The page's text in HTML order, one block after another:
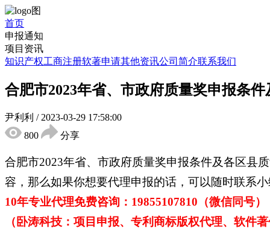
首页
申报通知
项目资讯
知识产权工商注册软著申请其他资讯公司简介联系我们
合肥市2023年省、市政府质量奖申报条
尹利利 / 2023-03-29 17:58:00
800
分享
合肥市2023年省、市政府质量奖申报条件及各区县
容，那么如果你想要代理申报的话，可以随时联系
10年专业代理免费咨询：19855107810（微信同号）
（卧涛科技：项目申报、专利商标版权代理、软件